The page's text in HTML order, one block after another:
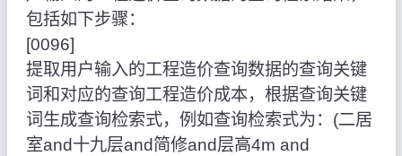
包括如下步骤：
[0096]
提取用户输入的工程造价查询数据的查询关键
词和对应的查询工程造价成本，根据查询关键
词生成查询检索式，例如查询检索式为：(二居
室and十九层and简修and层高4m and